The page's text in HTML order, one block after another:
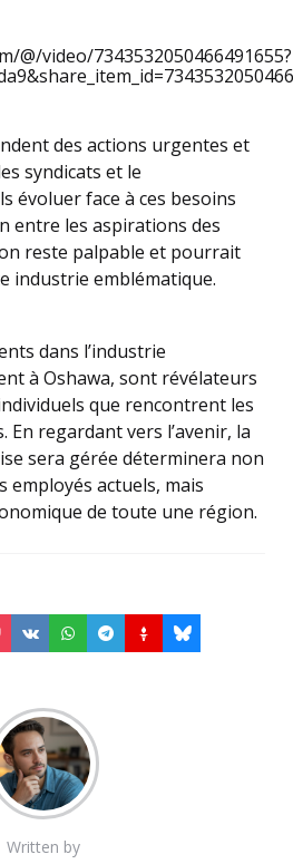
@/video/7343532050466491655?
des actions urgentes et
syndicats et le
évoluer face à ces besoins
entre les aspirations des
reste palpable et pourrait
industrie emblématique.
dans l’industrie
à Oshawa, sont révélateurs
que rencontrent les
En regardant vers l’avenir, la
sera gérée déterminera non
employés actuels, mais
de toute une région.
Written by